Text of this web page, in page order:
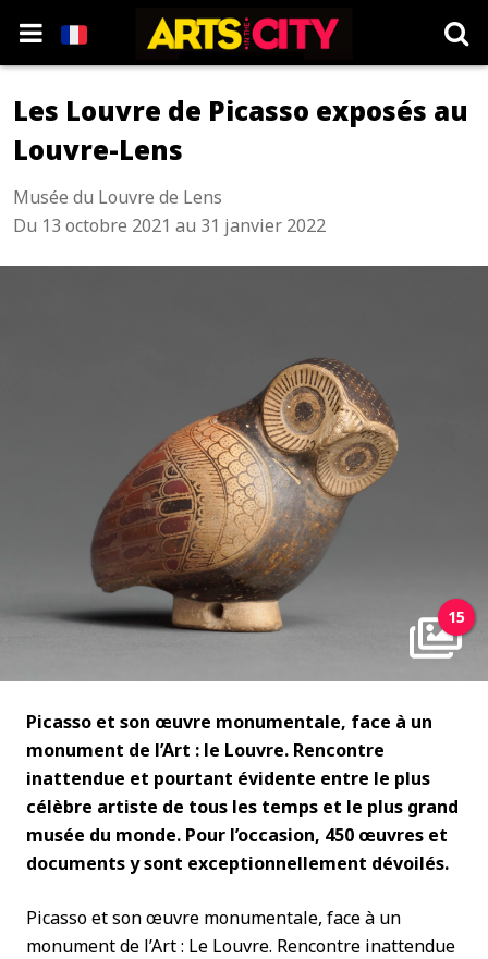
Les Louvre de Picasso exposés au
Louvre-Lens
Musée du Louvre de Lens
Du 13 octobre 2021 au 31 janvier 2022
15
Picasso et son œuvre monumentale, face à un
monument de l’Art : le Louvre. Rencontre
inattendue et pourtant évidente entre le plus
célèbre artiste de tous les temps et le plus grand
musée du monde. Pour l’occasion, 450 œuvres et
documents y sont exceptionnellement dévoilés.
Picasso et son œuvre monumentale, face à un
monument de l’Art : Le Louvre. Rencontre inattendue